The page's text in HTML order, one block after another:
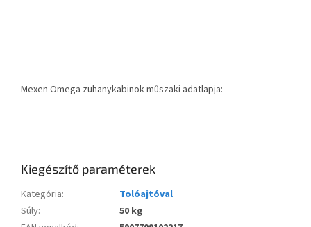
Mexen Omega zuhanykabinok műszaki adatlapja:
Kiegészítő paraméterek
Kategória:
Tolóajtóval
Súly:
50 kg